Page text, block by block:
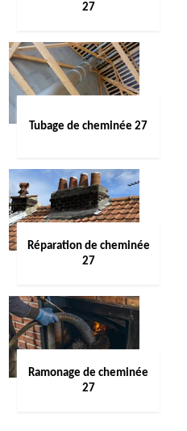
27
Tubage de cheminée 27
Réparation de cheminée
27
Ramonage de cheminée
27